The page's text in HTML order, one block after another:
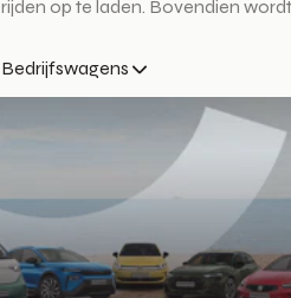
op te laden. Bovendien